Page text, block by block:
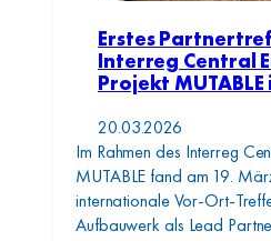
Erstes
Interreg Central
Projekt
20.03.2026
Im Rahmen des Interreg
MUTABLE fand am 19.
internationale Vor-Ort-
Aufbauwerk als Lead